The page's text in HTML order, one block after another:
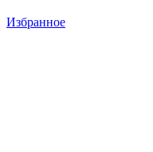
Избранное